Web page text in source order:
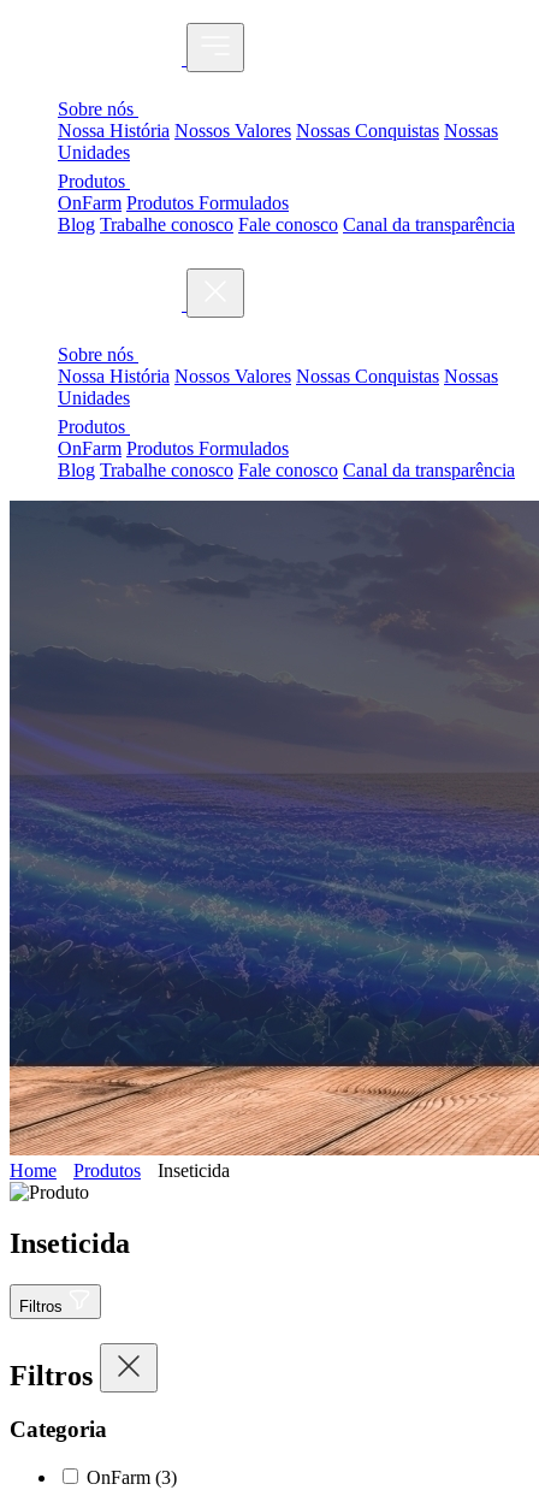
Sobre nós
Nossa História Nossos Valores Nossas Conquistas Nossas
Unidades
Produtos
OnFarm Produtos Formulados
Blog Trabalhe conosco Fale conosco Canal da transparência
Sobre nós
Nossa História Nossos Valores Nossas Conquistas Nossas
Unidades
Produtos
OnFarm Produtos Formulados
Blog Trabalhe conosco Fale conosco Canal da transparência
Home Produtos Inseticida
Inseticida
Filtros
Filtros
Categoria
OnFarm (3)